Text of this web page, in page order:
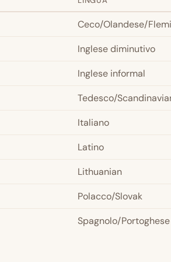
Ceco/Olandese/
Inglese diminutivo
Inglese informal
Tedesco/
Italiano
Latino
Lithuanian
Polacco/Slovak
Spagnolo/Portoghese